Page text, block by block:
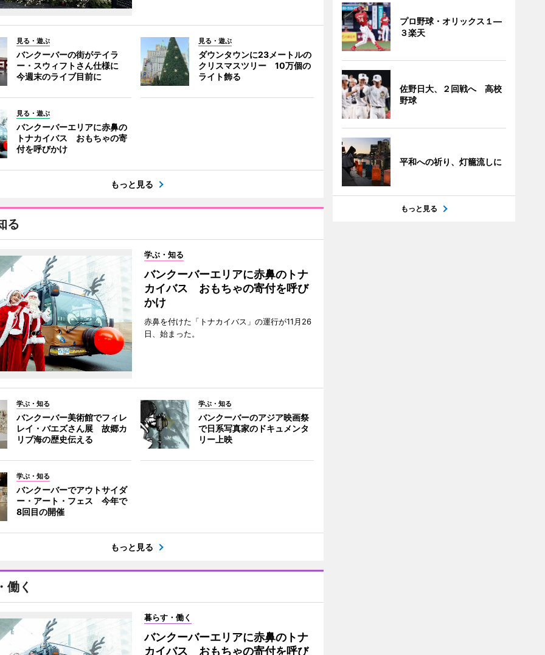
見る・遊ぶ
バンクーバーの街がテイラ
ー・スウィフトさん仕様に
今週末のライブ目前に
見る・遊ぶ
ダウンタウンに23メートルの
クリスマスツリー 10万個の
ライト飾る
見る・遊ぶ
バンクーバーエリアに赤鼻の
トナカイバス おもちゃの寄
付を呼びかけ
もっと見る
る
学ぶ・知る
バンクーバーエリアに赤鼻のトナ
カイバス おもちゃの寄付を呼び
かけ
赤鼻を付けた「トナカイバス」の運行が11月26
日、始まった。
学ぶ・知る
バンクーバー美術館でフィレ
レイ・バエズさん展 故郷カ
リブ海の歴史伝える
学ぶ・知る
バンクーバーのアジア映画祭
で日系写真家のドキュメンタ
リー上映
学ぶ・知る
バンクーバーでアウトサイダ
ー・アート・フェス 今年で
8回目の開催
もっと見る
働く
暮らす・働く
バンクーバーエリアに赤鼻のトナ
カイバス おもちゃの寄付を呼び
プロ野球・オリックス１―
３楽天
佐野日大、２回戦へ 高校
野球
平和への祈り、灯籠流しに
もっと見る